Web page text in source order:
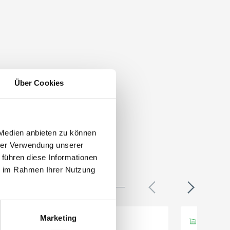
Über Cookies
anbieten zu können
Verwendung unserer
diese Informationen
Rahmen Ihrer Nutzung
Marketing